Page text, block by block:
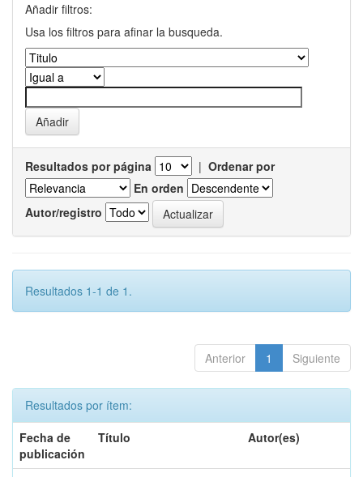
Añadir filtros:
Usa los filtros para afinar la busqueda.
Resultados por página | Ordenar por
En orden
Autor/registro
Resultados 1-1 de 1.
Anterior 1 Siguiente
Resultados por ítem:
Fecha de
publicación
Título Autor(es)